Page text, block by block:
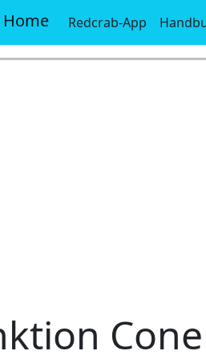
Home Redcrab-App
Cone